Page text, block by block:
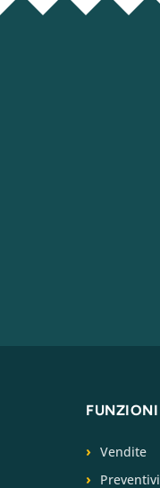
FUNZIONI
Vendite
Preventivi